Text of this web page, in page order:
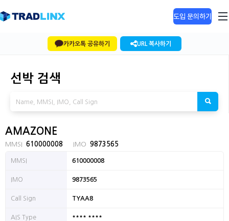
도입 문의하기
카카오톡 공유하기 URL 복사하기
선박 검색
AMAZONE
MMSI 610000008 IMO 9873565
MMSI 610000008
IMO 9873565
Call Sign TYAA8
AIS Type **** ****